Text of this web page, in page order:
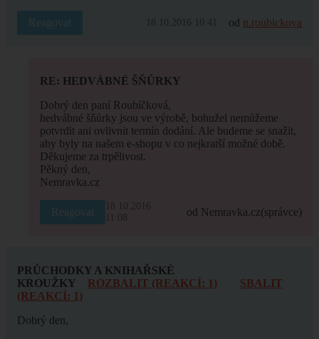
Reagovat 18.10.2016 10:41 od n.roubickova
RE: HEDVÁBNÉ ŠŇŮRKY
Dobrý den paní Roubíčková,
hedvábné šňůrky jsou ve výrobě, bohužel nemůžeme
potvrdit ani ovlivnit termín dodání. Ale budeme se snažit,
aby byly na našem e-shopu v co nejkratší možné době.
Děkujeme za trpělivost.
Pěkný den,
Nemravka.cz
Reagovat
18.10.2016
11:08
od Nemravka.cz(správce)
PRŮCHODKY A KNIHAŘSKÉ
KROUŽKY
ROZBALIT (REAKCÍ: 1)
SBALIT
(REAKCÍ: 1)
Dobrý den,